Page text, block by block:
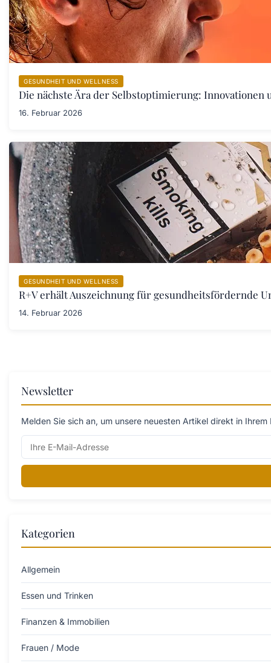
GESUNDHEIT UND WELLNESS
Die nächste Ära der Selbstoptimierung:
16. Februar 2026
GESUNDHEIT UND WELLNESS
R+V erhält Auszeichnung für gesundheitsfördernde
14. Februar 2026
Newsletter
Melden Sie sich an, um unsere neuesten Artikel direkt in
Kategorien
Allgemein
Essen und Trinken
Finanzen & Immobilien
Frauen / Mode